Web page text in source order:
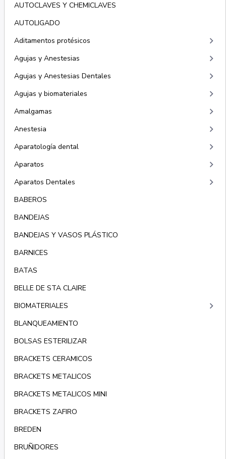
AUTOCLAVES Y CHEMICLAVES
AUTOLIGADO
Aditamentos protésicos
keyboard_arrow_right
Agujas y Anestesias keyboard_arrow_right
Agujas y Anestesias Dentales keyboard_arrow_right
Agujas y biomateriales keyboard_arrow_right
Amalgamas keyboard_arrow_right
Anestesia keyboard_arrow_right
Aparatología dental keyboard_arrow_right
Aparatos keyboard_arrow_right
Aparatos Dentales keyboard_arrow_right
BABEROS
BANDEJAS
BANDEJAS Y VASOS PLÁSTICO
BARNICES
BATAS
BELLE DE STA CLAIRE
BIOMATERIALES
keyboard_arrow_right
BLANQUEAMIENTO
BOLSAS ESTERILIZAR
BRACKETS CERAMICOS
BRACKETS METALICOS
BRACKETS METALICOS MINI
BRACKETS ZAFIRO
BREDEN
BRUÑIDORES